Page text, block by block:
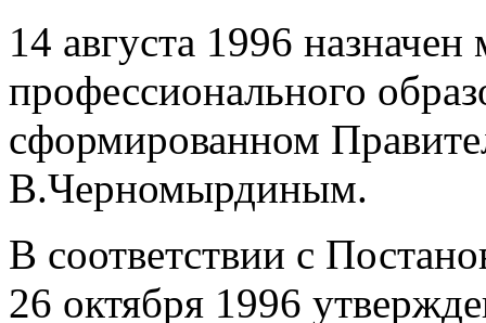
14 августа 1996
профессионального
сформированном
В.Черномырдиным.
В соответствии с
26 октября 1996